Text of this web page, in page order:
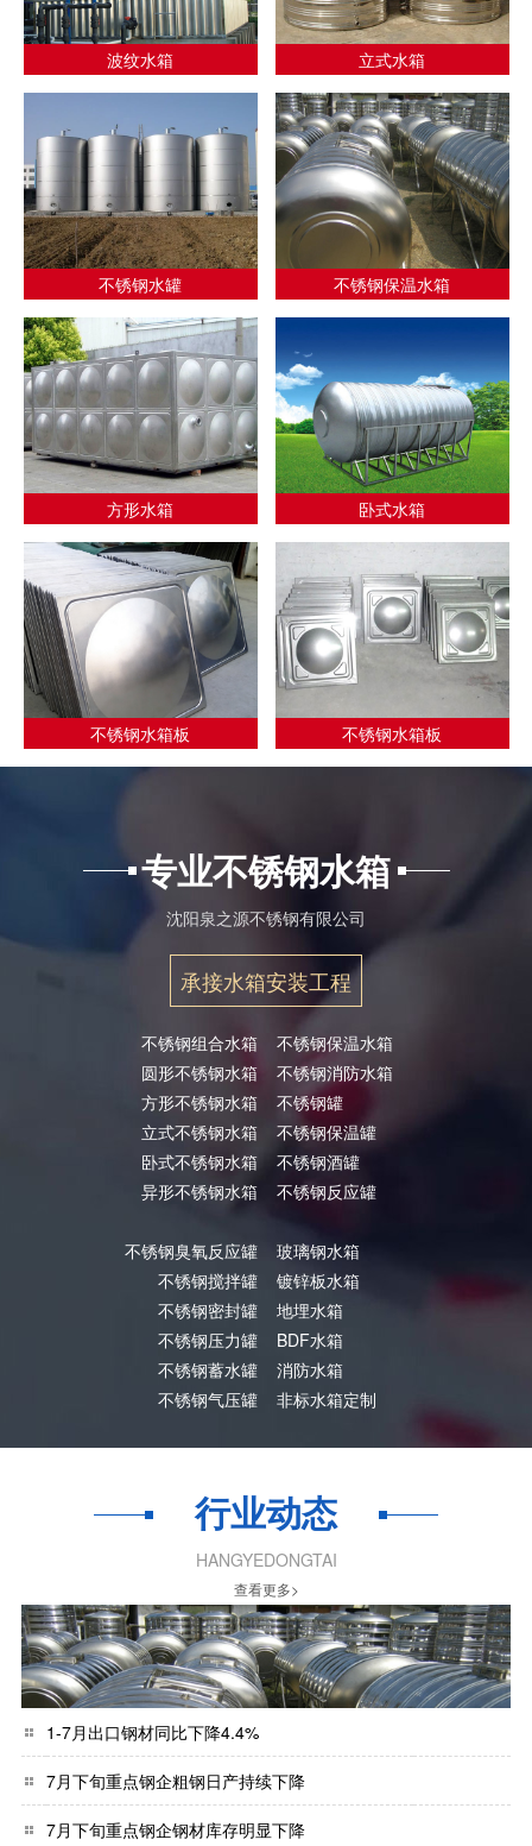
波纹水箱 立式水箱
不锈钢水罐 不锈钢保温水箱
方形水箱 卧式水箱
不锈钢水箱板 不锈钢水箱板
专业不锈钢水箱
沈阳泉之源不锈钢有限公司
承接水箱安装工程
不锈钢组合水箱
圆形不锈钢水箱
方形不锈钢水箱
立式不锈钢水箱
卧式不锈钢水箱
异形不锈钢水箱
不锈钢臭氧反应罐
不锈钢搅拌罐
不锈钢密封罐
不锈钢压力罐
不锈钢蓄水罐
不锈钢气压罐
不锈钢保温水箱
不锈钢消防水箱
不锈钢罐
不锈钢保温罐
不锈钢酒罐
不锈钢反应罐
玻璃钢水箱
镀锌板水箱
地埋水箱
BDF水箱
消防水箱
非标水箱定制
行业动态
HANGYEDONGTAI
查看更多>
1-7月出口钢材同比下降4.4%
7月下旬重点钢企粗钢日产持续下降
7月下旬重点钢企钢材库存明显下降